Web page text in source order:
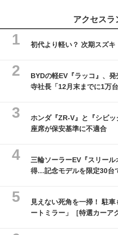
アクセスラ
初代より軽い？ 次期スズ
BYDの軽EV『ラッコ』、
寺社長「12月末までに1万台
ホンダ『ZR-V』と『シビッ
座席が保安基準に不適合
三輪ソーラーEV『スリー
得…記念モデルを限定30台
見えない死角を一掃！ 駐
ートミラー」［特選カーア